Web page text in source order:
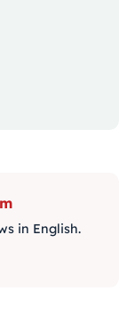
in English.